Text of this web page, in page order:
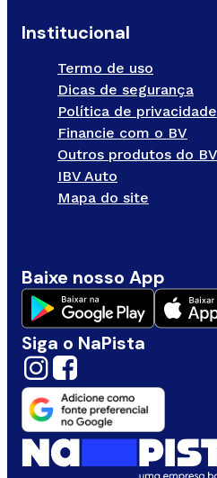
Institucional
Termo de uso
Dicas de segurança
Política de privacidade
Financie com o BV
Outros produtos do BV
IBV Auto
Mapa do site
Baixe nosso App
Siga o NaPista